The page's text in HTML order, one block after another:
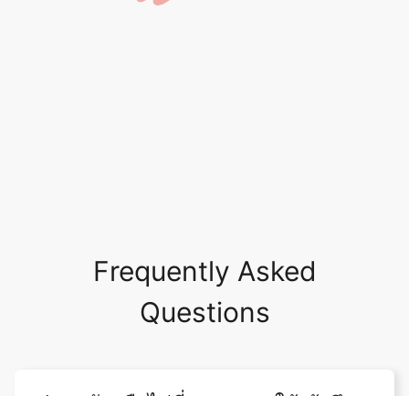
ปลอดภัยหรือไม่ที่จะอนุญาตให้เข้าถึง
ใช่ มันปลอดภัยอย่างยิ่งที่จะอนุญาตและให้เรา